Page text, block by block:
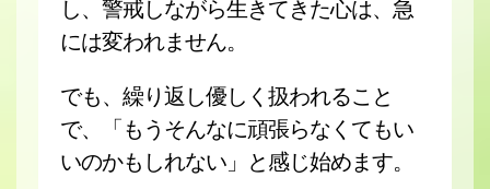
し、警戒しながら生きてきた心は、急
には変われません。
でも、繰り返し優しく扱われること
で、「もうそんなに頑張らなくてもい
いのかもしれない」と感じ始めます。